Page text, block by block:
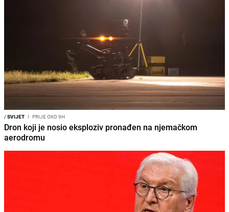
/SVIJET I PRIJE OKO 9H
Dron koji je nosio eksploziv pronađen na njemačkom
aerodromu